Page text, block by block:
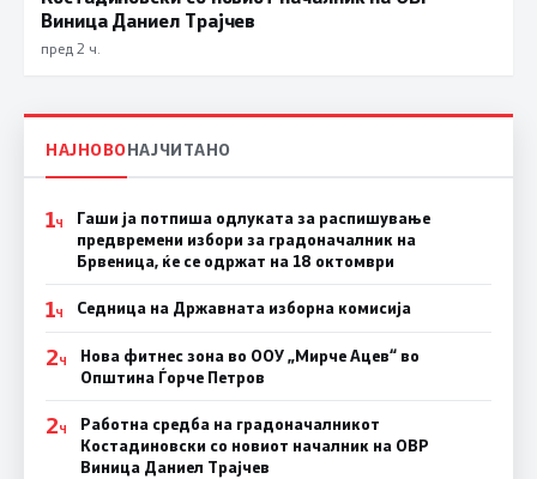
Виница Даниел Трајчев
пред 2 ч.
НАЈНОВОНАЈЧИТАНО
1Ч
Гаши ја потпиша одлуката за распишување
предвремени избори за градоначалник на
Брвеница, ќе се одржат на 18 октомври
1Ч Седница на Државната изборна комисија
2Ч
Нова фитнес зона во ООУ „Мирче Ацев“ во
Општина Ѓорче Петров
2Ч
Работна средба на градоначалникот
Костадиновски со новиот началник на ОВР
Виница Даниел Трајчев